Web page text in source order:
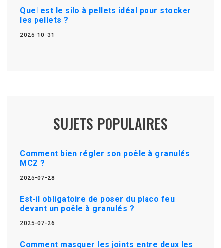
Quel est le silo à pellets idéal pour stocker
les pellets ?
2025-10-31
SUJETS POPULAIRES
Comment bien régler son poêle à granulés
MCZ ?
2025-07-28
Est-il obligatoire de poser du placo feu
devant un poêle à granulés ?
2025-07-26
Comment masquer les joints entre deux les